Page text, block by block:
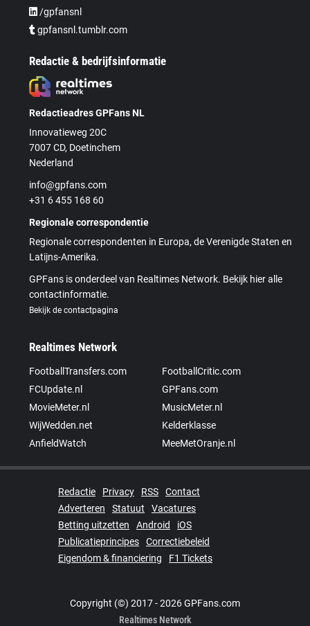
/gpfansnl
gpfansnl.tumblr.com
Redactie & bedrijfsinformatie
Redactieadres GPFans NL
Innovatieweg 20C
7007 CD, Doetinchem
Nederland
info@gpfans.com
+31 6 455 168 60
Regionale correspondentie
Regionale correspondenten in Europa, de Verenigde Staten en
Latijns-Amerika.
GPFans is onderdeel van Realtimes Network. Bekijk hier alle
contactinformatie.
Bekijk de contactpagina
Realtimes Network
FootballTransfers.com
FootballCritic.com
FCUpdate.nl
GPFans.com
MovieMeter.nl
MusicMeter.nl
WijWedden.net
Kelderklasse
AnfieldWatch
MeeMetOranje.nl
Redactie Privacy RSS
Contact
Adverteren
Statuut
Vacatures
Betting uitzetten
Android
iOS
Publicatieprincipes
Correctiebeleid
Eigendom & financiering
F1 Tickets
Copyright (©) 2017 - 2026 GPFans.com
Realtimes Network